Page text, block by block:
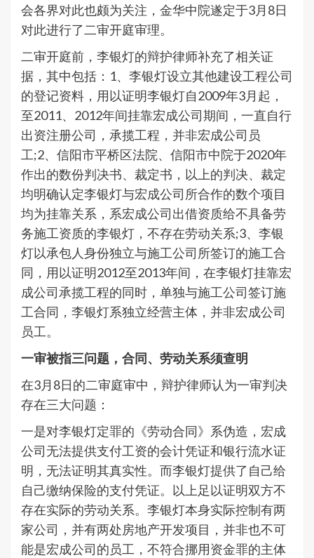
会各界对此也颇为关注，金华中院遂定于3月8日
对此进行了二审开庭审理。
二审开庭前，李银灯的辩护律师补充了相关证
据，其中包括：1、李银灯设立其他建设工程公司
的登记资料，用以证明李银灯自2009年3月起，
至2011、2012年间挂靠宏成公司期间，一直自行
出资注册公司，承揽工程，并非宏成公司员
工;2、信阳市平桥区法院、信阳市中院于2020年
作出的数份判决书、裁定书，以上的判决、裁定
均明确认定李银灯与宏成公司所合作的数个项目
均为挂靠关系，系宏成公司出借资质给不具备劳
务施工资质的李银灯，不存在劳动关系;3、李银
灯以承包人身份独立与施工公司所签订的施工合
同，用以证明2012至2013年间，在李银灯挂靠宏
成公司承揽工程的同时，单独与施工公司签订施
工合同，李银灯系独立经营主体，并非宏成公司
员工。
一审被指三问题，合同、劳动关系须查明
在3月8日的二审庭审中，辩护律师认为一审判决
存在三大问题：
一是对李银灯定罪的《劳动合同》系伪造，宏成
公司无法提供支付工资的会计凭证和银行流水证
明，无法证明其真实性。而李银灯提供了自己给
自己缴纳保险的支付凭证。以上足以证明双方不
存在实际的劳动关系。李银灯本身实际控制有两
家公司，并有两处房地产开发项目，并非也不可
能是宏成公司的员工，不符合挪用资金罪的主体